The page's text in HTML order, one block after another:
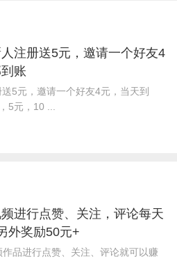
注册送5元，邀请一个好友4
账
5元，邀请一个好友4元，当天到
5元，10 ...
进行点赞、关注，评论每天
外奖励50元+
品进行点赞、关注、评论就可以赚